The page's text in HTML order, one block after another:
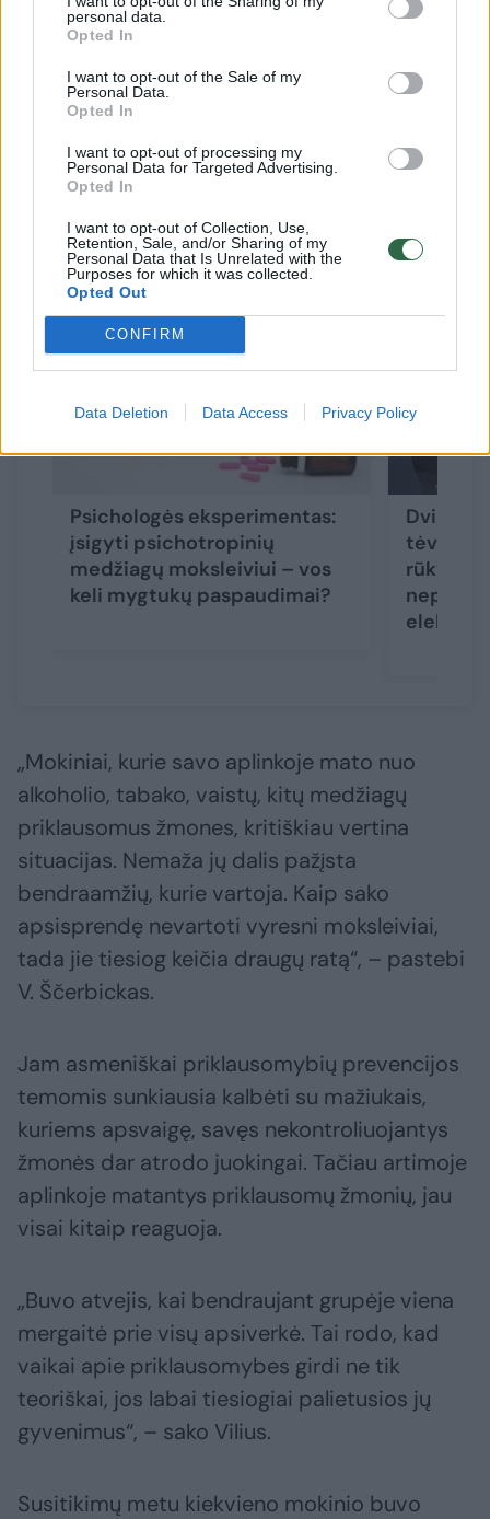
personal data.
Opted In
I want to opt-out of the Sale of my
Personal Data.
Opted In
I want to opt-out of processing my
Personal Data for Targeted Advertising.
Opted In
I want to opt-out of Collection, Use,
Retention, Sale, and/or Sharing of my
Personal Data that Is Unrelated with the
Purposes for which it was collected.
Opted Out
CONFIRM
Data Deletion Data Access Privacy Policy
bando paneigti, nes 100 procentų tiki savimi.
Dalis mokinių įsitikinę, kad niekada nebandys
psichotropinių medžiagų, nes nėra jokio
intereso, tačiau kiti – nėra tikri. Galima sakyti,
šiuo klausimu klasės pasidalijusios per pusę.
Susiję straipsniai
Psichologės eksperimentas:
įsigyti psichotropinių
medžiagų moksleiviui – vos
keli mygtukų paspaudimai?
Dvigubi
tėvai
rūkymo
„Mokiniai, kurie savo aplinkoje mato nuo
alkoholio, tabako, vaistų, kitų medžiagų
priklausomus žmones, kritiškiau vertina
situacijas. Nemaža jų dalis pažįsta
bendraamžių, kurie vartoja. Kaip sako
apsisprendę nevartoti vyresni moksleiviai,
tada jie tiesiog keičia draugų ratą“, – pastebi
V. Ščerbickas.
Jam asmeniškai priklausomybių prevencijos
temomis sunkiausia kalbėti su mažiukais,
kuriems apsvaigę, savęs nekontroliuojantys
žmonės dar atrodo juokingai. Tačiau artimoje
aplinkoje matantys priklausomų žmonių, jau
visai kitaip reaguoja.
„Buvo atvejis, kai bendraujant grupėje viena
mergaitė prie visų apsiverkė. Tai rodo, kad
vaikai apie priklausomybes girdi ne tik
teoriškai, jos labai tiesiogiai palietusios jų
gyvenimus“, – sako Vilius.
Susitikimų metu kiekvieno mokinio buvo